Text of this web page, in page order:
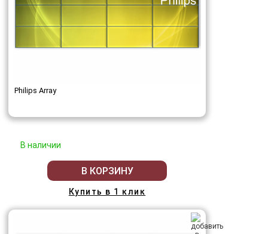
Philips Array
В наличии
В КОРЗИНУ
Купить в 1 клик